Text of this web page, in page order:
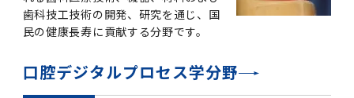
東京医科歯科大学の誓い
理事･監事
役員会
大学紹介動画
キャンパスライフ編
統合報告書
広報誌
大学評価の制度についてトップ
概説
1-1．第４期中期目標・中期計画等について【6
四大学連合憲章等
四大学連合憲章等トップ
複合領域コース(四大学共通)
情報公開・個人情報トップ
情報公開制度
東京医科歯科大学ＳＤＧｓ推進宣言
男性職員の育児休業等取得推進宣言
入試データ
これまでの学部入試変更点
ILA国府台
医学部
学生生活などについてトップ
授業料・入学料・検定料
イベント
イベントトップ
資料請求
保健衛生学研究科
FAQ
過去の試験問題・入試データ
TOEFL-ITP試験結果（スコアレポート）の返
歯学部
について
Call for Applications to Science Tokyo
Post-SPRING（MD）Program for the 2026
令和６年度（2024年度）TMDUトップレベル
AI研究のための共創型エキスパート人材育成プ
ログラム 対象学生（TMDU-BOOST生）の募
Call for Applications for the Clinician
Scientist (CS) Training Support Program
for Academic Year 2026
教育要項（学部シラバス）
授業料・入学料・検定料
(Admission & Tuition
Exemption/Deferment)
学生生活サポート
大学院医歯学総合研究科
大学院保健衛生学研究科
保健衛生学科 【看護学専攻】
保健衛生学科 【検査技術学専攻】
歯学科
口腔保健学科【口腔保健衛生学専攻】
大学院医歯学総合研究科トップ
修士課程 医歯理工保健学専攻
大学院保健衛生学研究科
大学院保健衛生学研究科トップ
らせ
修士課程 医歯理工保健学専攻
修士課程 医歯理工保健学専攻トップ
修士課程 医歯理工保健学専攻【医療管理政策
大学院保健衛生学研究科トップ
研究科長挨拶
寄附講座・寄附部門一覧
ジョイントリサーチ講座・ジョイントリサーチ
e-Rad 府省共通研究開発管理システム(外部サ
利益相反申告システム(学外利用時VPN必要)
臨床研究審査委員会申請システム
研究情報データベース
機関リポジトリ
研究組織トップ
若手研究者支援センター（YISC）
取り組み・規制
取り組み・規制トップ
事務部
歯科技工技術の開発、研究を通じ、国
民の健康長寿に貢献する分野です。
口腔デジタルプロセス学分野